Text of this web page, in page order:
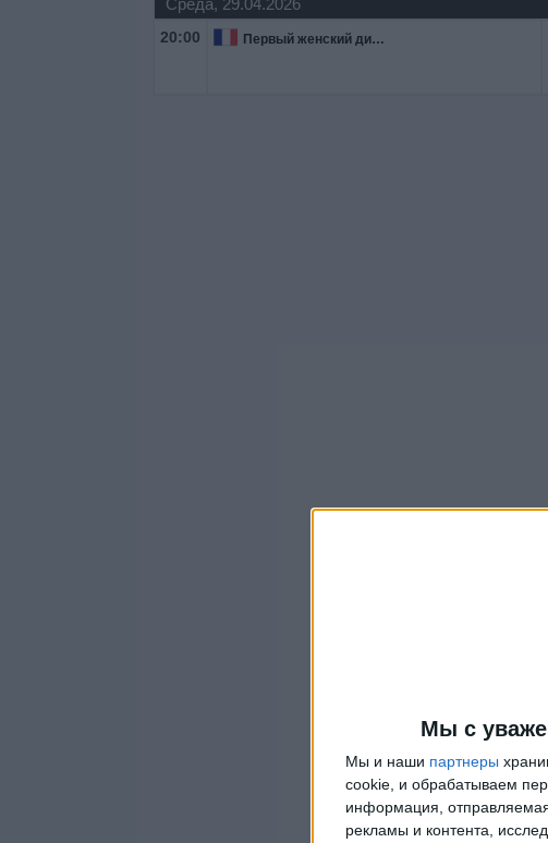
Мы с
Мы и наши партнеры
cookie, и обрабатываем
информация,
рекламы и контента,
Среда, 29.04.2026
20:00 Первый женский дивизион